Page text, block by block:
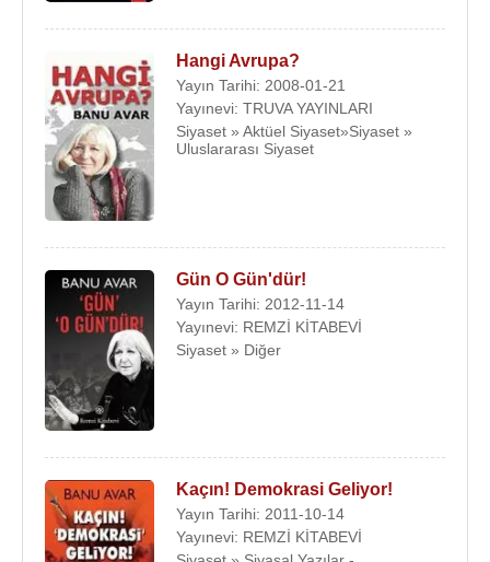
Hangi Avrupa?
Yayın Tarihi: 2008-01-21
Yayınevi: TRUVA YAYINLARI
Siyaset » Aktüel Siyaset»Siyaset »
Uluslararası Siyaset
Gün O Gün'dür!
Yayın Tarihi: 2012-11-14
Yayınevi: REMZİ KİTABEVİ
Siyaset » Diğer
Kaçın! Demokrasi Geliyor!
Yayın Tarihi: 2011-10-14
Yayınevi: REMZİ KİTABEVİ